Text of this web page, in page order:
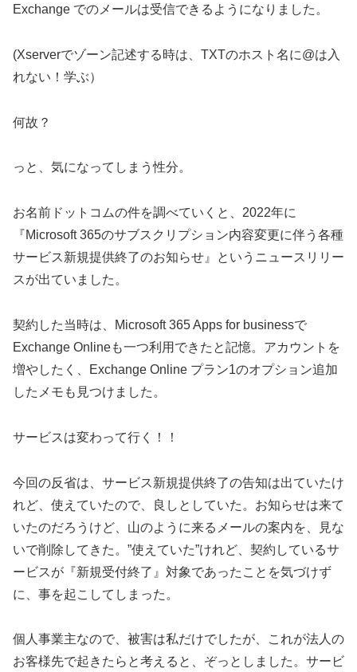
Exchange でのメールは受信できるようになりました。
(Xserverでゾーン記述する時は、TXTのホスト名に@は入
れない！学ぶ）
何故？
っと、気になってしまう性分。
お名前ドットコムの件を調べていくと、2022年に
『Microsoft 365のサブスクリプション内容変更に伴う各種
サービス新規提供終了のお知らせ』というニュースリリー
スが出ていました。
契約した当時は、Microsoft 365 Apps for businessで
Exchange Onlineも一つ利用できたと記憶。アカウントを
増やしたく、Exchange Online プラン1のオプション追加
したメモも見つけました。
サービスは変わって行く！！
今回の反省は、サービス新規提供終了の告知は出ていたけ
れど、使えていたので、良しとしていた。お知らせは来て
いたのだろうけど、山のように来るメールの案内を、見な
いで削除してきた。”使えていた”けれど、契約しているサ
ービスが『新規受付終了』対象であったことを気づけず
に、事を起こしてしまった。
個人事業主なので、被害は私だけでしたが、これが法人の
お客様先で起きたらと考えると、ぞっとしました。サービ